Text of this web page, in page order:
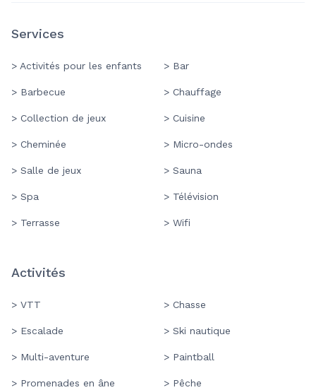
Services
> Activités pour les enfants > Bar
> Barbecue > Chauffage
> Collection de jeux > Cuisine
> Cheminée > Micro-ondes
> Salle de jeux > Sauna
> Spa > Télévision
> Terrasse > Wifi
Activités
> VTT > Chasse
> Escalade > Ski nautique
> Multi-aventure > Paintball
> Promenades en âne > Pêche